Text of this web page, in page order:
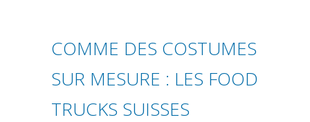
COMME DES COSTUMES
SUR MESURE : LES FOOD
TRUCKS SUISSES